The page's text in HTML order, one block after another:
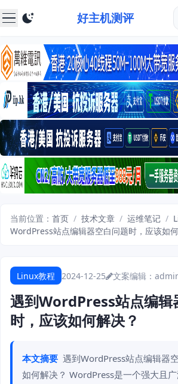
好主机测评
当前位置： 首页 / 技术文章 / 运维笔记 /
WordPress站点编辑器空白问题时，应该如
Linux教程 2024-12-25 文案编辑：
遇到WordPress站点编辑
时，应该如何解决？
本文摘要 遇到WordPress站点编辑器
如何解决？ WordPress是一个强大且